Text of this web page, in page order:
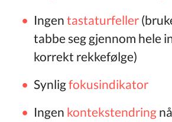
Ingentastaturfeller
tabbe seg gjennom hele
korrekt rekkefølge)
Synligfokusindikator
Ingen kontekstendring